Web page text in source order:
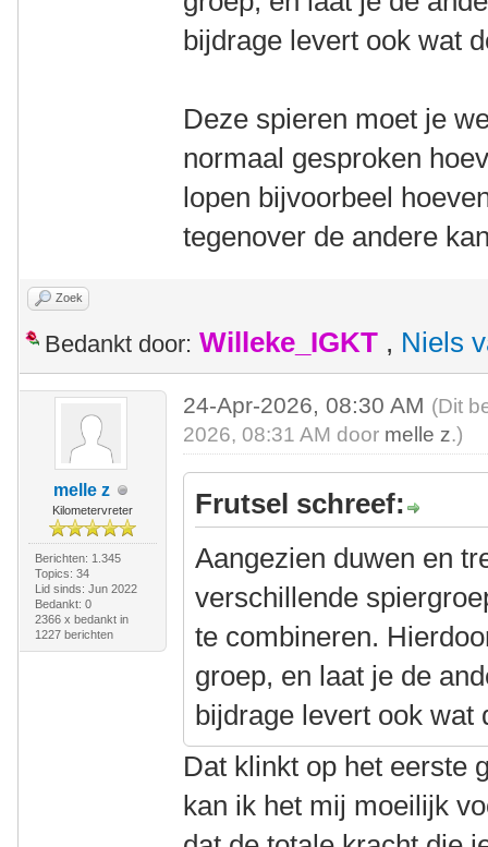
bijdrage levert ook wat
Deze spieren moet je
normaal gesproken
lopen bijvoorbeel
tegenover de andere
Zoek
Bedankt door: Willeke_IGKT , Niels
melle z
Kilometervreter
Berichten: 1.345
Topics: 34
Lid sinds: Jun 2022
Bedankt: 0
2366 x bedankt in
1227 berichten
24-Apr-2026, 08:30 AM (Dit
2026, 08:31 AM door melle z.)
Frutsel schreef:
Aangezien duwen en
verschillende
te combineren.
groep, en laat je de
bijdrage levert ook wat
Dat klinkt op het eerste
kan ik het mij moeilijk